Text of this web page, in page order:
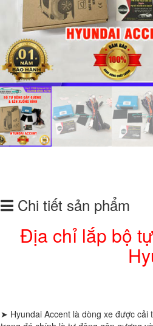
Chi tiết sản phẩm
Địa chỉ lắp bộ
➤ Hyundai Accent là dòng xe được cải